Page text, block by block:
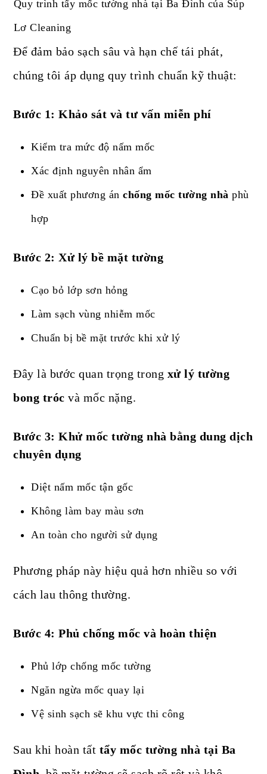
Quy trình tẩy mốc tường nhà tại Ba Đình của Súp
Lơ Cleaning
Để đảm bảo sạch sâu và hạn chế tái phát,
chúng tôi áp dụng quy trình chuẩn kỹ thuật:
Bước 1: Khảo sát và tư vấn miễn phí
Kiểm tra mức độ nấm mốc
Xác định nguyên nhân ẩm
Đề xuất phương ánchống mốc tường nhà phù
hợp
Bước 2: Xử lý bề mặt tường
Cạo bỏ lớp sơn hỏng
Làm sạch vùng nhiễm mốc
Chuẩn bị bề mặt trước khi xử lý
Đây là bước quan trọng trong xử lý tường
bong tróc và mốc nặng.
Bước 3: Khử mốc tường nhà bằng dung dịch
chuyên dụng
Diệt nấm mốc tận gốc
Không làm bay màu sơn
An toàn cho người sử dụng
Phương pháp này hiệu quả hơn nhiều so với
cách lau thông thường.
Bước 4: Phủ chống mốc và hoàn thiện
Phủ lớp chống mốc tường
Ngăn ngừa mốc quay lại
Vệ sinh sạch sẽ khu vực thi công
Sau khi hoàn tất tẩy mốc tường nhà tại Ba